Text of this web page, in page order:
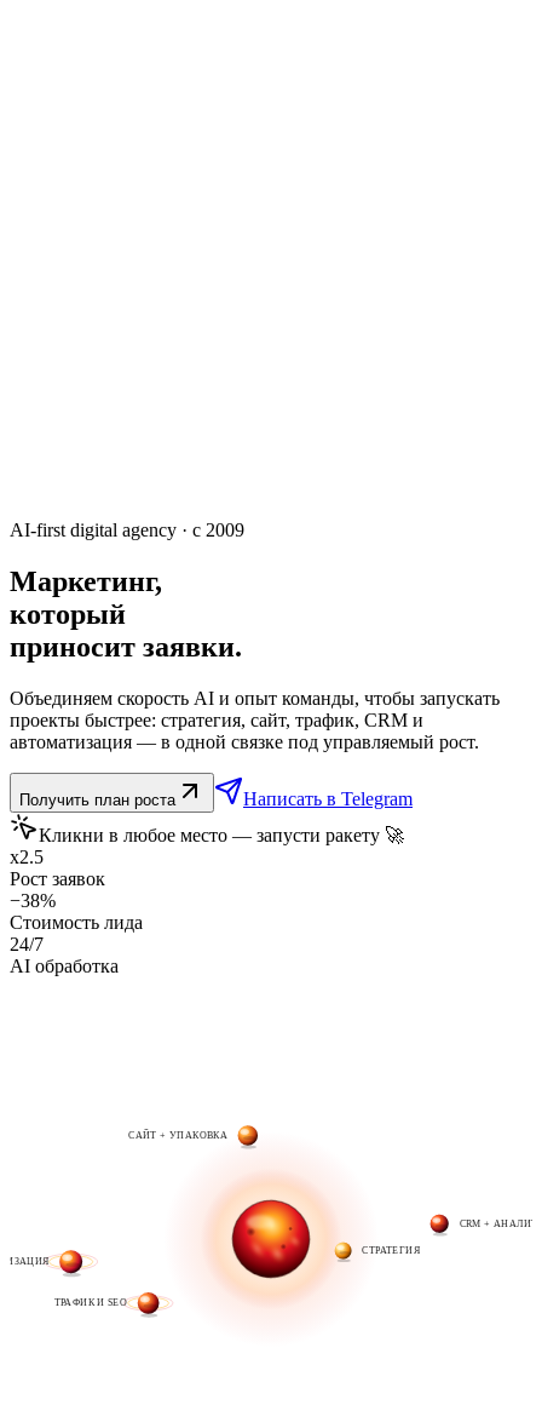
AI‑first digital agency · с 2009
Маркетинг,
который
приносит заявки.
Объединяем скорость AI и опыт команды, чтобы запускать
проекты быстрее: стратегия, сайт, трафик, CRM и
автоматизация — в одной связке под управляемый рост.
Получить план роста
Написать в Telegram
Кликни в любое место — запусти ракету 🚀
x2.5
Рост заявок
−38%
Стоимость лида
24/7
AI обработка
СТРАТЕГИЯ
САЙТ + УПАКОВКА
ТРАФИК И SEO
CRM +